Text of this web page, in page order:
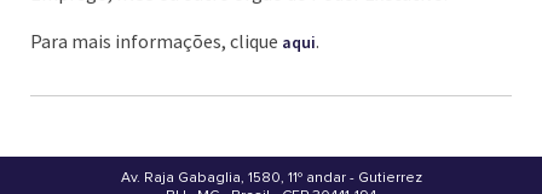
Para mais informações, clique aqui.
Av. Raja Gabaglia, 1580, 11º andar - Gutierrez